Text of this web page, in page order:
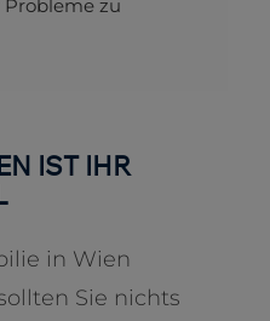
zu
IST IHR
in Wien
Sie nichts